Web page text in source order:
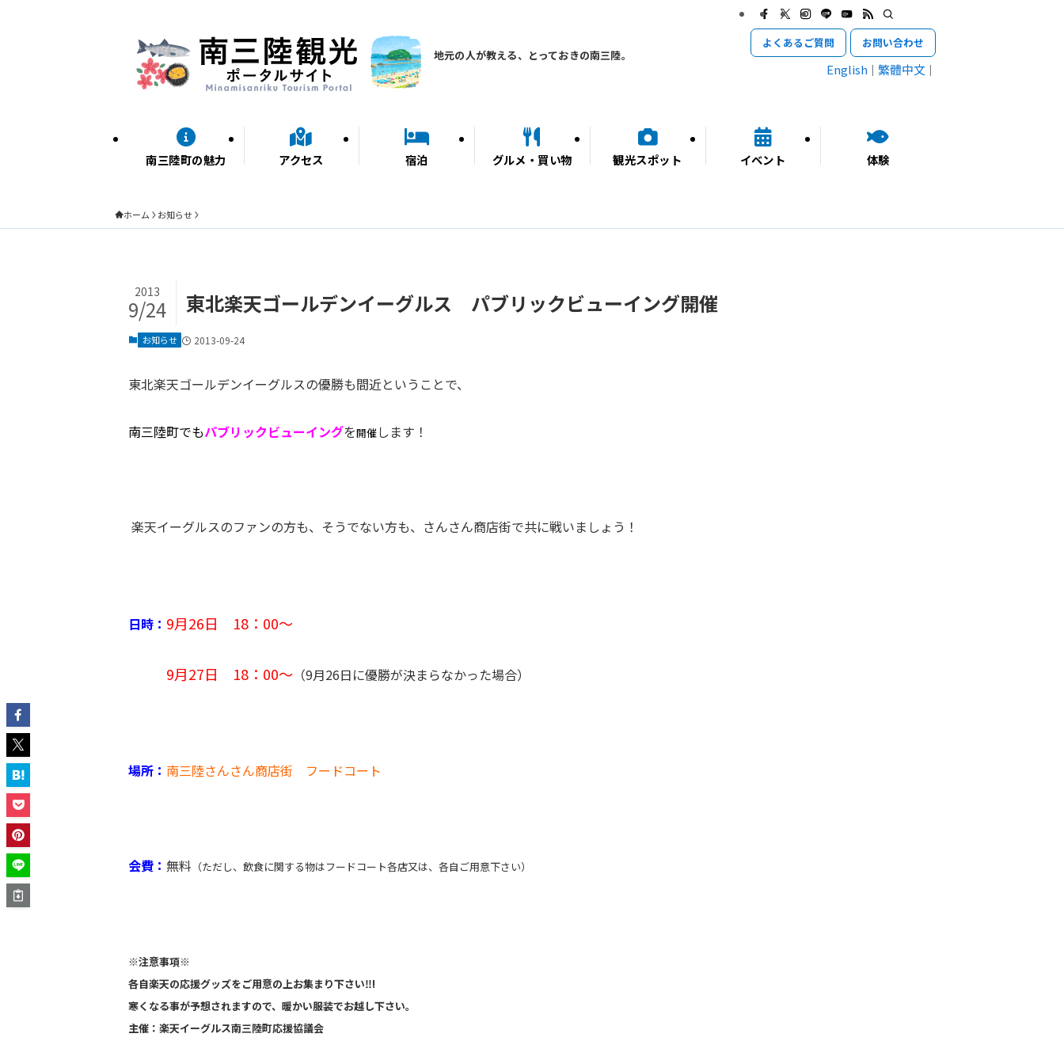
地元の人が教える、とっておきの南三陸。
南三陸町の魅力 アクセス 宿泊 グルメ・買い物 観光スポット イベント 体験
よくあるご質問 お問い合わせ
English 繁體中文
ホーム お知らせ
東北楽天ゴールデンイーグルス パブリックビューイング開催
2013
9/24
お知らせ 2013-09-24
東北楽天ゴールデンイーグルスの優勝も間近ということで、
南三陸町でもパブリックビューイングを開催します！
楽天イーグルスのファンの方も、そうでない方も、さんさん商店街で共に戦いましょう！
日時： 9月26日 18：00～
9月27日 18：00～ （9月26日に優勝が決まらなかった場合）
場所： 南三陸さんさん商店街 フードコート
会費： 無料 （ただし、飲食に関する物はフードコート各店又は、各自ご用意下さい）
※注意事項※
各自楽天の応援グッズをご用意の上お集まり下さい‼!
寒くなる事が予想されますので、暖かい服装でお越し下さい。
主催：楽天イーグルス南三陸町応援協議会